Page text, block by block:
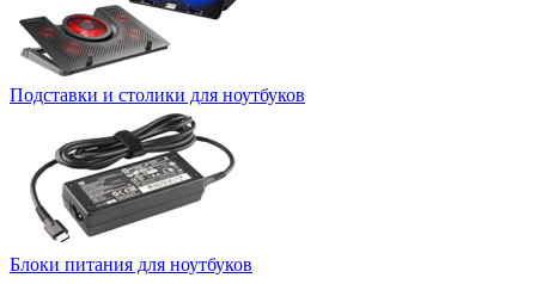
Подставки и столики для ноутбуков
Блоки питания для ноутбуков